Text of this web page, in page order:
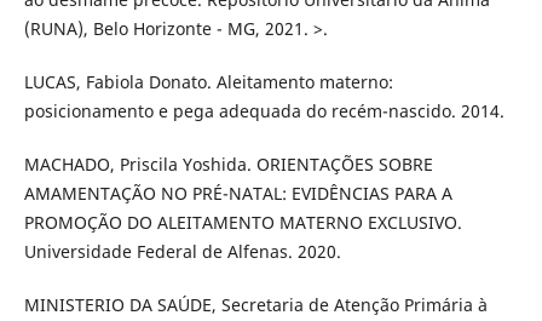
(RUNA), Belo Horizonte - MG, 2021. >.
LUCAS, Fabiola Donato. Aleitamento materno:
posicionamento e pega adequada do recém-nascido. 2014.
MACHADO, Priscila Yoshida. ORIENTAÇÕES SOBRE
AMAMENTAÇÃO NO PRÉ-NATAL: EVIDÊNCIAS PARA A
PROMOÇÃO DO ALEITAMENTO MATERNO EXCLUSIVO.
Universidade Federal de Alfenas. 2020.
MINISTERIO DA SAÚDE, Secretaria de Atenção Primária à